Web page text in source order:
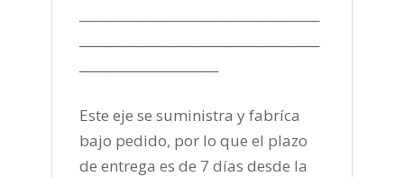
Este eje se suministra y fabríca
bajo pedido, por lo que el plazo
de entrega es de 7 días desde la